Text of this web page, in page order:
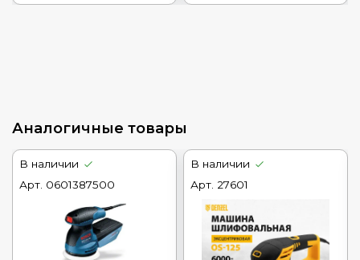
Аналогичные товары
В наличии
Арт. 0601387500
В наличии
Арт. 27601